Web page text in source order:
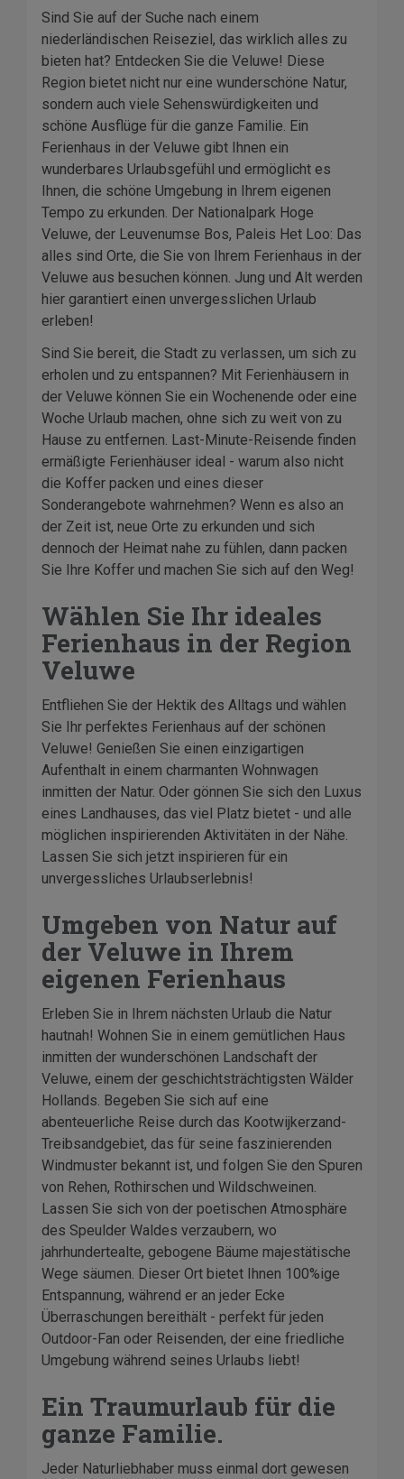
Sind Sie auf der Suche nach einem
niederländischen Reiseziel, das wirklich alles zu
bieten hat? Entdecken Sie die Veluwe! Diese
Region bietet nicht nur eine wunderschöne Natur,
sondern auch viele Sehenswürdigkeiten und
schöne Ausflüge für die ganze Familie. Ein
Ferienhaus in der Veluwe gibt Ihnen ein
wunderbares Urlaubsgefühl und ermöglicht es
Ihnen, die schöne Umgebung in Ihrem eigenen
Tempo zu erkunden. Der Nationalpark Hoge
Veluwe, der Leuvenumse Bos, Paleis Het Loo: Das
alles sind Orte, die Sie von Ihrem Ferienhaus in der
Veluwe aus besuchen können. Jung und Alt werden
hier garantiert einen unvergesslichen Urlaub
erleben!
Sind Sie bereit, die Stadt zu verlassen, um sich zu
erholen und zu entspannen? Mit Ferienhäusern in
der Veluwe können Sie ein Wochenende oder eine
Woche Urlaub machen, ohne sich zu weit von zu
Hause zu entfernen. Last-Minute-Reisende finden
ermäßigte Ferienhäuser ideal - warum also nicht
die Koffer packen und eines dieser
Sonderangebote wahrnehmen? Wenn es also an
der Zeit ist, neue Orte zu erkunden und sich
dennoch der Heimat nahe zu fühlen, dann packen
Sie Ihre Koffer und machen Sie sich auf den Weg!
Wählen Sie Ihr ideales
Ferienhaus in der Region
Veluwe
Entfliehen Sie der Hektik des Alltags und wählen
Sie Ihr perfektes Ferienhaus auf der schönen
Veluwe! Genießen Sie einen einzigartigen
Aufenthalt in einem charmanten Wohnwagen
inmitten der Natur. Oder gönnen Sie sich den Luxus
eines Landhauses, das viel Platz bietet - und alle
möglichen inspirierenden Aktivitäten in der Nähe.
Lassen Sie sich jetzt inspirieren für ein
unvergessliches Urlaubserlebnis!
Umgeben von Natur auf
der Veluwe in Ihrem
eigenen Ferienhaus
Erleben Sie in Ihrem nächsten Urlaub die Natur
hautnah! Wohnen Sie in einem gemütlichen Haus
inmitten der wunderschönen Landschaft der
Veluwe, einem der geschichtsträchtigsten Wälder
Hollands. Begeben Sie sich auf eine
abenteuerliche Reise durch das Kootwijkerzand-
Treibsandgebiet, das für seine faszinierenden
Windmuster bekannt ist, und folgen Sie den Spuren
von Rehen, Rothirschen und Wildschweinen.
Lassen Sie sich von der poetischen Atmosphäre
des Speulder Waldes verzaubern, wo
jahrhundertealte, gebogene Bäume majestätische
Wege säumen. Dieser Ort bietet Ihnen 100%ige
Entspannung, während er an jeder Ecke
Überraschungen bereithält - perfekt für jeden
Outdoor-Fan oder Reisenden, der eine friedliche
Umgebung während seines Urlaubs liebt!
Ein Traumurlaub für die
ganze Familie.
Jeder Naturliebhaber muss einmal dort gewesen